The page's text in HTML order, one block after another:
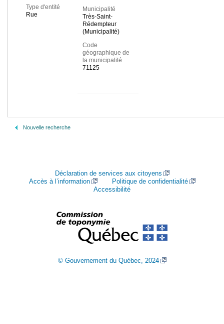
Type d'entité
Rue
Municipalité
Très-Saint-
Rédempteur
(Municipalité)
Code
géographique de
la municipalité
71125
Nouvelle recherche
Déclaration de services aux citoyens
Accès à l’information
Politique de confidentialité
Accessibilité
© Gouvernement du Québec, 2024